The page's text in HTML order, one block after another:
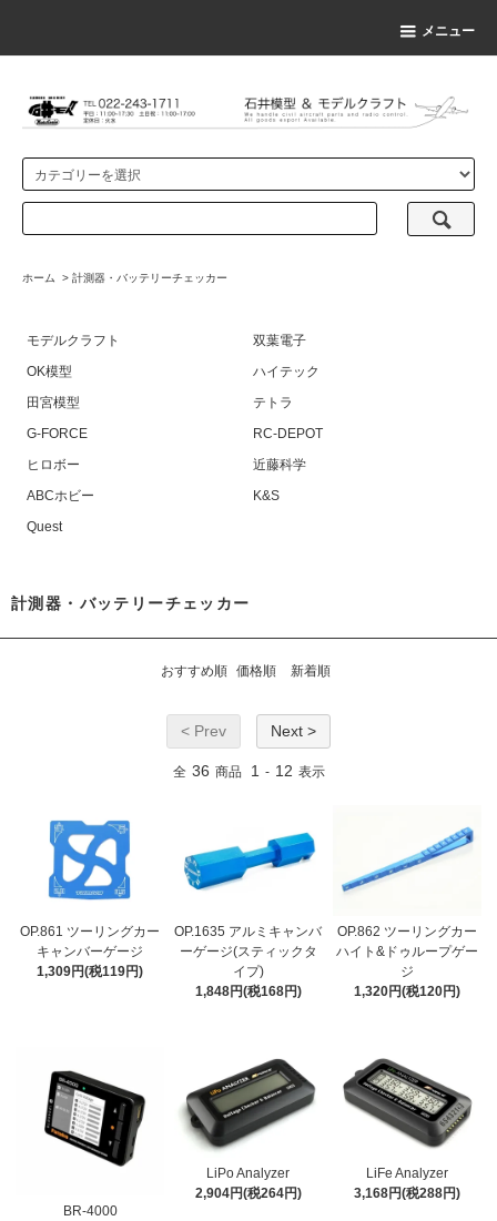
メニュー
ホーム > 計測器・バッテリーチェッカー
モデルクラフト
双葉電子
OK模型
ハイテック
田宮模型
テトラ
G-FORCE
RC-DEPOT
ヒロボー
近藤科学
ABCホビー
K&S
Quest
計測器・バッテリーチェッカー
おすすめ順 価格順 新着順
< Prev Next >
全 36 商品 1 - 12 表示
OP.861 ツーリングカー
キャンバーゲージ
1,309円(税119円)
OP.1635 アルミキャンバ
ーゲージ(スティックタ
イプ)
1,848円(税168円)
OP.862 ツーリングカー
ハイト&ドゥループゲー
ジ
1,320円(税120円)
BR-4000
LiPo Analyzer
2,904円(税264円)
LiFe Analyzer
3,168円(税288円)